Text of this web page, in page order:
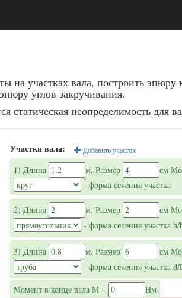
на участках вала, построить
углов закручивания.
статическая неопределимость для
Участки вала: Добавить участок
1) Длина м. Размер см
- форма сечения участка
2) Длина м. Размер см
- форма сечения участка h/
3) Длина м. Размер см
- форма сечения участка d/
Момент в конце вала M =
Нм